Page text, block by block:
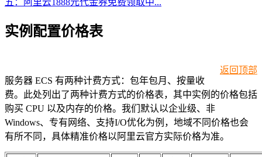
五：阿里云1888元代金券免费领取中...
实例配置价格表
返回顶部
服务器 ECS 有两种计费方式：包年包月、按量收
费。此处列出了两种计费方式的价格表，其中实例的价格包括
购买 CPU 以及内存的价格。我们默认以企业级、非
Windows、专有网络、支持I/O优化为例，地域不同价格也会
有所不同，具体精准价格以阿里云官方实际价格为准。